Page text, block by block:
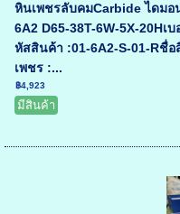
หินเพชรลับคมCarbide ไดม
6A2 D65-38T-6W-5X-20Hเ
หัสสินค้า :01-6A2-S-01-Rชื่
เพชร :...
฿4,923
มีสินค้า